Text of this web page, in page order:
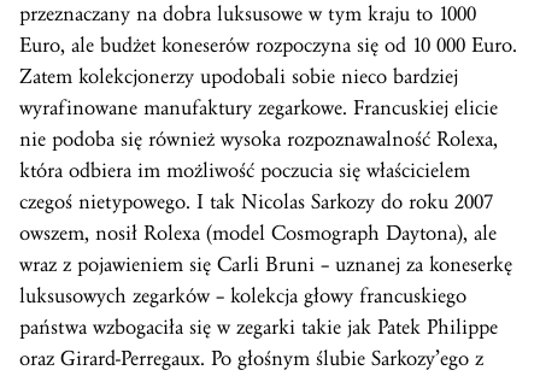
przeznaczany na dobra luksusowe w tym kraju to 1000
Euro, ale budżet koneserów rozpoczyna się od 10 000 Euro.
Zatem kolekcjonerzy upodobali sobie nieco bardziej
wyrafinowane manufaktury zegarkowe. Francuskiej elicie
nie podoba się również wysoka rozpoznawalność Rolexa,
która odbiera im możliwość poczucia się właścicielem
czegoś nietypowego. I tak Nicolas Sarkozy do roku 2007
owszem, nosił Rolexa (model Cosmograph Daytona), ale
wraz z pojawieniem się Carli Bruni – uznanej za koneserkę
luksusowych zegarków – kolekcja głowy francuskiego
państwa wzbogaciła się w zegarki takie jak Patek Philippe
oraz Girard-Perregaux. Po głośnym ślubie Sarkozy’ego z